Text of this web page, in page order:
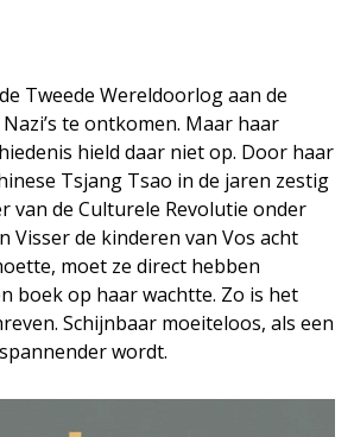
Tweede Wereldoorlog aan de
te ontkomen. Maar haar
hield daar niet op. Door haar
Tsjang Tsao in de jaren zestig
van de Culturele Revolutie onder
Visser de kinderen van Vos acht
moet ze direct hebben
boek op haar wachtte. Zo is het
Schijnbaar moeiteloos, als een
wordt.